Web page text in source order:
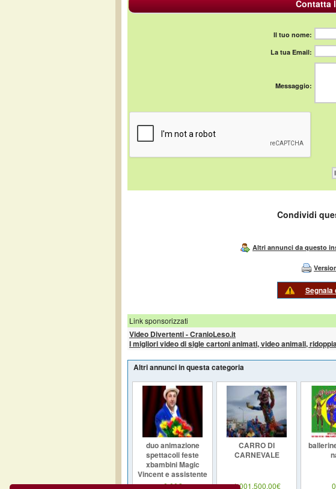
Contatta
Il tuo nome:
La tua Email:
Messaggio:
Condividi
Altri annunci da questo
Segnala
Link sponsorizzati
Video Divertenti - CranioLeso.it
I migliori video di sigle cartoni animati, video animali,
Altri annunci in questa categoria
duo animazione
spettacoli feste
xbambini Magic
Vincent e assistente
0,00€
CARRO DI
CARNEVALE
1.001.500,00€